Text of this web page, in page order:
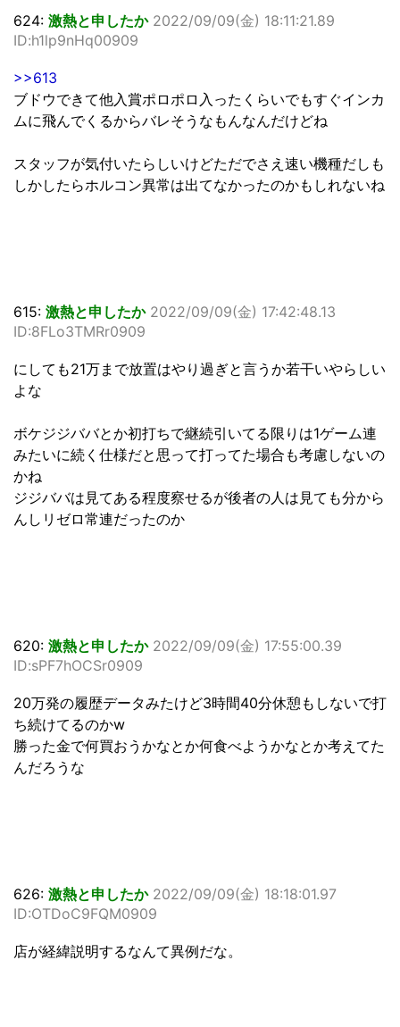
624: 激熱と申したか 2022/09/09(金) 18:11:21.89
ID:h1lp9nHq00909
>>613
ブドウできて他入賞ポロポロ入ったくらいでもすぐインカ
ムに飛んでくるからバレそうなもんなんだけどね
スタッフが気付いたらしいけどただでさえ速い機種だしも
しかしたらホルコン異常は出てなかったのかもしれないね
615: 激熱と申したか 2022/09/09(金) 17:42:48.13
ID:8FLo3TMRr0909
にしても21万まで放置はやり過ぎと言うか若干いやらしい
よな
ボケジジババとか初打ちで継続引いてる限りは1ゲーム連
みたいに続く仕様だと思って打ってた場合も考慮しないの
かね
ジジババは見てある程度察せるが後者の人は見ても分から
んしリゼロ常連だったのか
620: 激熱と申したか 2022/09/09(金) 17:55:00.39
ID:sPF7hOCSr0909
20万発の履歴データみたけど3時間40分休憩もしないで打
ち続けてるのかw
勝った金で何買おうかなとか何食べようかなとか考えてた
んだろうな
626: 激熱と申したか 2022/09/09(金) 18:18:01.97
ID:OTDoC9FQM0909
店が経緯説明するなんて異例だな。